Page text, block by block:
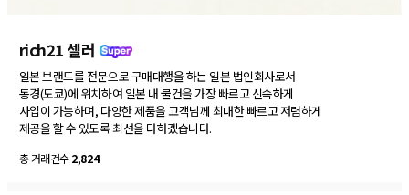
rich21 셀러
일본 브랜드를 전문으로 구매대행을 하는 일본 법인회사로서
동경(도쿄)에 위치하여 일본 내 물건을 가장 빠르고 신속하게
사입이 가능하며, 다양한 제품을 고객님께 최대한 빠르고 저렴하게
제공을 할 수 있도록 최선을 다하겠습니다.
총 거래건수2,824